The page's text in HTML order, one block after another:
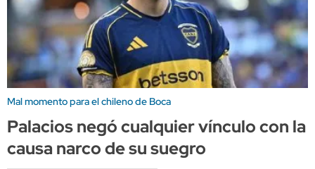
Mal momento para el chileno de Boca
Palacios negó cualquier vínculo con la
causa narco de su suegro